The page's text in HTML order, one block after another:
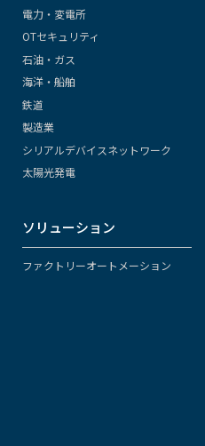
電力・変電所
OTセキュリティ
石油・ガス
海洋・船舶
鉄道
製造業
シリアルデバイスネットワーク
太陽光発電
ソリューション
ファクトリーオートメーション